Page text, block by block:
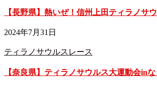
【長野県】熱いぜ！信州上田ティラノサ
2024年7月31日
ティラノサウルスレース
【奈良県】ティラノサウルス大運動会in